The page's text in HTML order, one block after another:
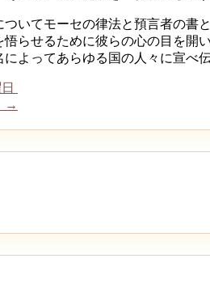
いてモーセの律法と預言者の
らせるために彼らの心の目を
よってあらゆる国の人々に宣べ
→